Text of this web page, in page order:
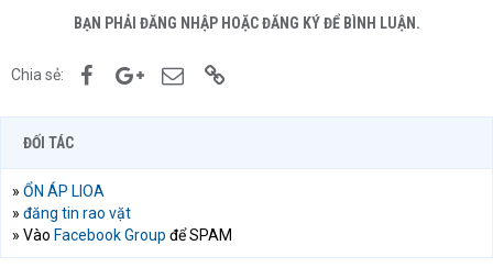
BẠN PHẢI ĐĂNG NHẬP HOẶC ĐĂNG KÝ ĐỂ BÌNH LUẬN.
Chia sẻ: FacebookGoogle+Email
ĐỐI TÁC
» ỔN ÁP LIOA
» đăng tin rao vặt
» Vào Facebook Group để SPAM